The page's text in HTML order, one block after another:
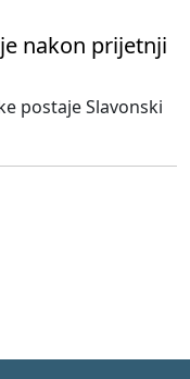
nakon prijetnji
postaje Slavonski